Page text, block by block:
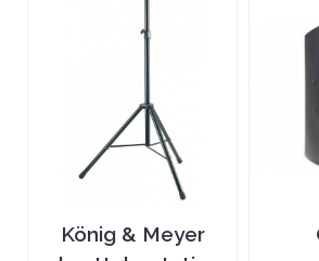
König & Meyer